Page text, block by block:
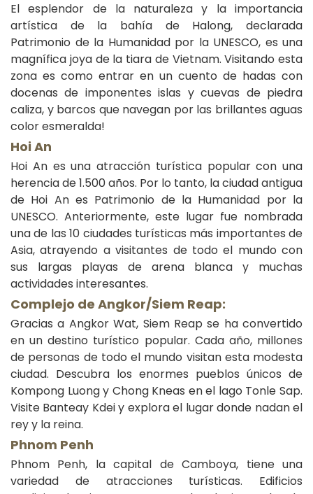
El esplendor de la naturaleza y la importancia
artística de la bahía de Halong, declarada
Patrimonio de la Humanidad por la UNESCO, es una
magnífica joya de la tiara de Vietnam. Visitando esta
zona es como entrar en un cuento de hadas con
docenas de imponentes islas y cuevas de piedra
caliza, y barcos que navegan por las brillantes aguas
color esmeralda!
Hoi An
Hoi An es una atracción turística popular con una
herencia de 1.500 años. Por lo tanto, la ciudad antigua
de Hoi An es Patrimonio de la Humanidad por la
UNESCO. Anteriormente, este lugar fue nombrada
una de las 10 ciudades turísticas más importantes de
Asia, atrayendo a visitantes de todo el mundo con
sus largas playas de arena blanca y muchas
actividades interesantes.
Complejo de Angkor/Siem Reap:
Gracias a Angkor Wat, Siem Reap se ha convertido
en un destino turístico popular. Cada año, millones
de personas de todo el mundo visitan esta modesta
ciudad. Descubra los enormes pueblos únicos de
Kompong Luong y Chong Kneas en el lago Tonle Sap.
Visite Banteay Kdei y explora el lugar donde nadan el
rey y la reina.
Phnom Penh
Phnom Penh, la capital de Camboya, tiene una
variedad de atracciones turísticas. Edificios